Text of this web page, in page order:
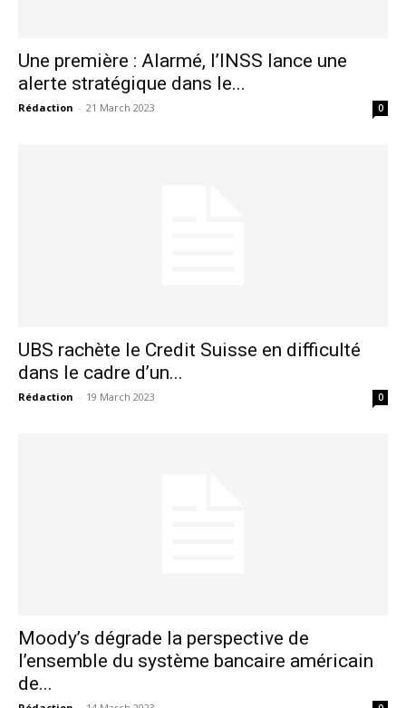
Une première : Alarmé, l’INSS lance une
alerte stratégique dans le...
Rédaction - 21 March 2023 0
UBS rachète le Credit Suisse en difficulté
dans le cadre d’un...
Rédaction - 19 March 2023 0
Moody’s dégrade la perspective de
l’ensemble du système bancaire américain
de...